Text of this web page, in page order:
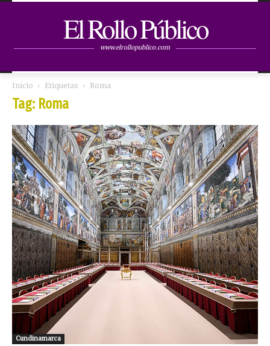
El Rollo Público
www.elrollopublico.com
Inicio Etiquetas Roma
Tag: Roma
Cundinamarca